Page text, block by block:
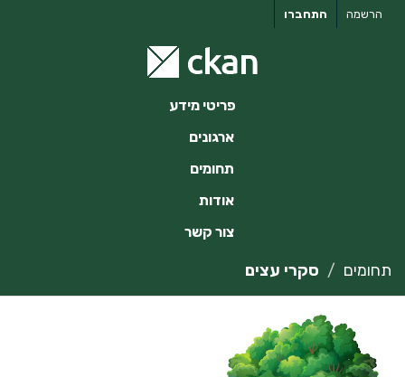
התחברו הרשמה
פריטי מידע
ארגונים
תחומים
אודות
צור קשר
תחומים סקרי עצים